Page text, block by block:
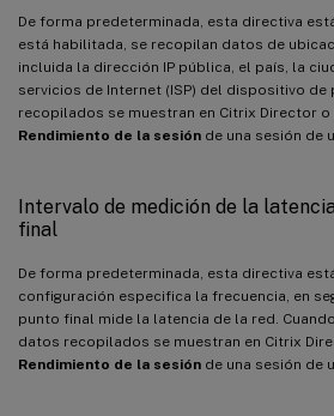
De forma predeterminada, esta directiva
está habilitada, se recopilan datos de
incluida la dirección IP pública, el país, la
servicios de Internet (ISP) del dispositivo
recopilados se muestran en Citrix Director
Rendimiento de la sesión de una sesión de
Intervalo de medición de la
final
De forma predeterminada, esta directiva
configuración especifica la frecuencia, en
punto final mide la latencia de la red.
datos recopilados se muestran en Citrix
Rendimiento de la sesión de una sesión de